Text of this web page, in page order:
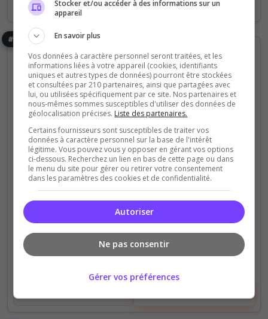
Voir le serveur Voter
#8
Roleplay
Stunley Répertoire
Serveur répertoire qui recherche des membres
0 17
(0)
1 Slots
Stocker et/ou accéder à des informations sur un
appareil
En savoir plus
Vos données à caractère personnel seront traitées, et les
informations liées à votre appareil (cookies, identifiants
uniques et autres types de données) pourront être stockées
et consultées par 210 partenaires, ainsi que partagées avec
lui, ou utilisées spécifiquement par ce site. Nos partenaires et
nous-mêmes sommes susceptibles d'utiliser des données de
géolocalisation précises. Liste des partenaires.
Certains fournisseurs sont susceptibles de traiter vos
données à caractère personnel sur la base de l'intérêt
légitime. Vous pouvez vous y opposer en gérant vos options
ci-dessous. Recherchez un lien en bas de cette page ou dans
le menu du site pour gérer ou retirer votre consentement
dans les paramètres des cookies et de confidentialité.
Autoriser
Ne pas consentir
Gérer vos préférences